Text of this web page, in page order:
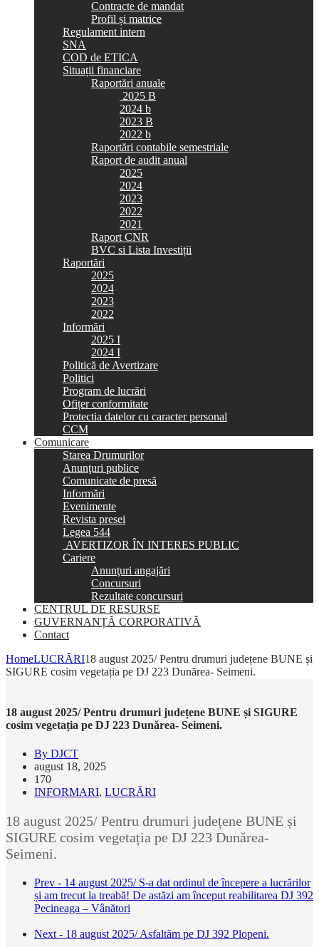
Contracte de mandat
Profil și matrice
Regulament intern
SNA
COD de ETICA
Situații financiare
Raportări anuale
2025 B
2024 b
2023 B
2022 b
Raportări contabile semestriale
Raport de audit anual
2025
2024
2023
2022
2021
Raport CNR
BVC si Lista Investiții
Raportări
2025
2024
2023
2022
Informări
2025 I
2024 I
Politică de Avertizare
Politici
Program de lucrări
Ofițer conformitate
Protectia datelor cu caracter personal
CCM
Comunicare
Starea Drumurilor
Anunţuri publice
Comunicate de presă
Informări
Evenimente
Revista presei
Legea 544
AVERTIZOR ÎN INTERES PUBLIC
Cariere
Anunţuri angajări
Concursuri
Rezultate concursuri
CENTRUL DE RESURSE
GUVERNANȚĂ CORPORATIVĂ
Contact
HomeLUCRĂRI18 august 2025/ Pentru drumuri județene BUNE și
SIGURE cosim vegetația pe DJ 223 Dunărea- Seimeni.
18 august 2025/ Pentru drumuri județene BUNE și SIGURE
cosim vegetația pe DJ 223 Dunărea- Seimeni.
By DJCT
august 18, 2025
170
INFORMARI, LUCRĂRI
18 august 2025/ Pentru drumuri județene BUNE și
SIGURE cosim vegetația pe DJ 223 Dunărea-
Seimeni.
Prev - 14 august 2025/ S-a dat ordinul de începere a lucrărilor
și am trecut la treabă! De astăzi am început reabilitarea DJ 392
Pecineaga – Vânători
Next - 18 august 2025/ Asfaltăm pe DJ 392 Plopeni.